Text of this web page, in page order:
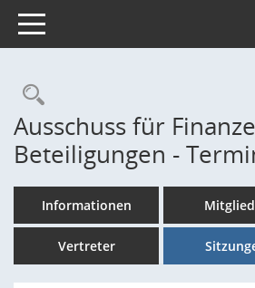
Toggle navigation
Rechercheauswahl
Ausschuss für
Beteiligungen -
Informationen
Vertreter